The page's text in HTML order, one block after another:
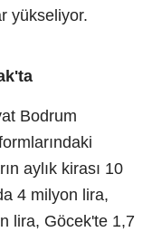
yükseliyor.
Bodrum
aylık kirası 10
4 milyon lira,
lira, Göcek'te 1,7